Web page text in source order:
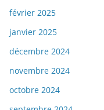
février 2025
janvier 2025
décembre 2024
novembre 2024
octobre 2024